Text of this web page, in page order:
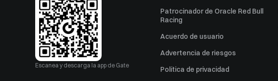
Escanea y descarga la app de Gate
Patrocinador de Oracle Red Bull
Racing
Acuerdo de usuario
Advertencia de riesgos
Política de privacidad